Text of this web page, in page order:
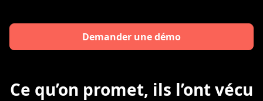
Demander une démo
Ce qu’on promet, ils l’ont vécu